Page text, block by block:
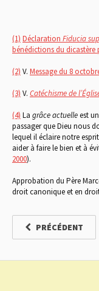
(1) Déclaration Fiducia
bénédictions du dicastère
(2) V. Message du 8
(3) V. Catéchisme de
(4) La grâce actuelleest
passager que Dieu nous
lequel il éclaire notre
aider à faire le bien et à
2000).
Approbation du Père
droit canonique et en
PRÉCÉDENT